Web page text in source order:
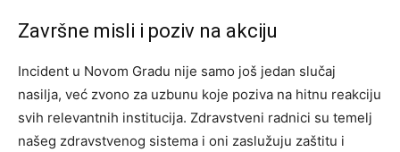
Završne misli i poziv na akciju
Incident u Novom Gradu nije samo još jedan slučaj
nasilja, već zvono za uzbunu koje poziva na hitnu reakciju
svih relevantnih institucija. Zdravstveni radnici su temelj
našeg zdravstvenog sistema i oni zaslužuju zaštitu i